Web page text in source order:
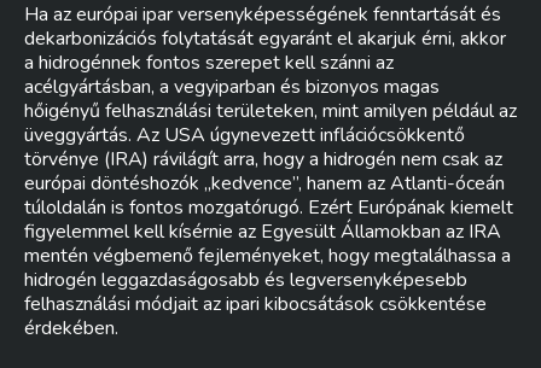
Ha az európai ipar versenyképességének fenntartását és
dekarbonizációs folytatását egyaránt el akarjuk érni, akkor
a hidrogénnek fontos szerepet kell szánni az
acélgyártásban, a vegyiparban és bizonyos magas
hőigényű felhasználási területeken, mint amilyen például az
üveggyártás. Az USA úgynevezett inflációcsökkentő
törvénye (IRA) rávilágít arra, hogy a hidrogén nem csak az
európai döntéshozók „kedvence”, hanem az Atlanti-óceán
túloldalán is fontos mozgatórugó. Ezért Európának kiemelt
figyelemmel kell kísérnie az Egyesült Államokban az IRA
mentén végbemenő fejleményeket, hogy megtalálhassa a
hidrogén leggazdaságosabb és legversenyképesebb
felhasználási módjait az ipari kibocsátások csökkentése
érdekében.